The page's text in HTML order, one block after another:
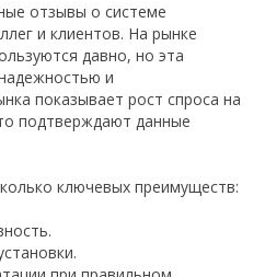
отзывы о системе
и клиентов. На рынке
давно, но эта
и
показывает рост спроса на
подтверждают данные
ключевых преимуществ: